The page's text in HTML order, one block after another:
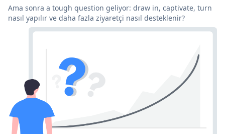
Ama sonra a tough question geliyor: draw in, captivate, turn
nasıl yapılır ve daha fazla ziyaretçi nasıl desteklenir?